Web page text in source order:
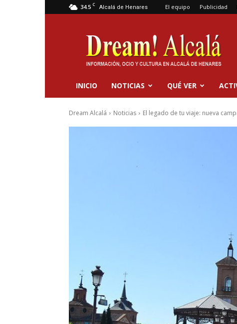
34.5 C Alcalá de Henares El equipo Publicidad
Dream
Alcalá
INICIO NOTICIAS QUÉ VER
Dream Alcalá Noticias El legado de tu viaje: nueva